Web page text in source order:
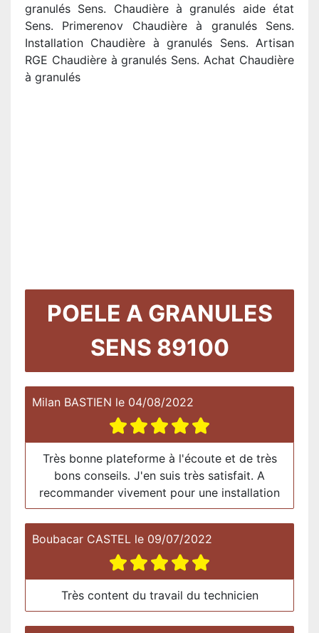
granulés Sens. Chaudière à granulés aide état
Sens. Primerenov Chaudière à granulés Sens.
Installation Chaudière à granulés Sens. Artisan
RGE Chaudière à granulés Sens. Achat Chaudière
à granulés
POELE A GRANULES
SENS 89100
Milan BASTIEN le 04/08/2022
Très bonne plateforme à l'écoute et de très
bons conseils. J'en suis très satisfait. A
recommander vivement pour une installation
Boubacar CASTEL le 09/07/2022
Très content du travail du technicien